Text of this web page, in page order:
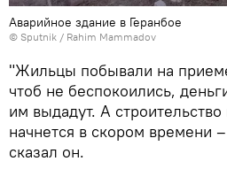
Аварийное здание в Геранбое
© Sputnik / Rahim Mammadov
"Жильцы побывали на
чтоб не беспокоились,
им выдадут. А
начнется в скором времени
сказал он.